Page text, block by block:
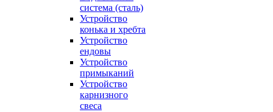
система (сталь)
Устройство
конька и хребта
Устройство
ендовы
Устройство
примыканий
Устройство
карнизного
свеса